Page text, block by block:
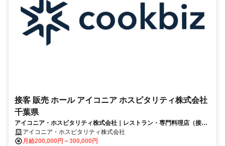
接客 販売 ホール アイコニア ホスピタリティ株式会社
千葉県
アイコニア・ホスピタリティ株式会社｜レストラン・専門料理店（接
客・販売・ホール）
アイコニア・ホスピタリティ株式会社
月給200,000円～300,000円